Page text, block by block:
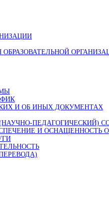
И ОБ ИНЫХ ДОКУМЕНТАХ
ПЕДАГОГИЧЕСКИЙ)
И ОСНАЩЕННОСТЬ